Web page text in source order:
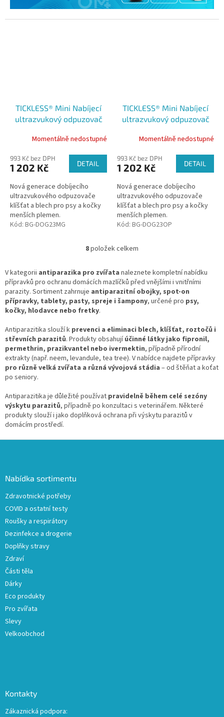
TICKLESS® Mini Nabíjecí
ultrazvukový odpuzovač
Mentha green
Momentálně nedostupné
993 Kč bez DPH
1 202 Kč DETAIL
Nová generace dobíjecího
ultrazvukového odpuzovače
klíšťat a blech pro psy a kočky
menších plemen.
Kód: BG-DOG23MG
TICKLESS® Mini Nabíjecí
ultrazvukový odpuzovač
Organ purple
Momentálně nedostupné
993 Kč bez DPH
1 202 Kč DETAIL
Nová generace dobíjecího
ultrazvukového odpuzovače
klíšťat a blech pro psy a kočky
menších plemen.
Kód: BG-DOG23OP
O
l
á
d
a
p
r
v
k
y
p
i
s
8položek celkem
V kategorii antiparazika pro zvířata naleznete kompletní nabídku
přípravků pro ochranu domácích mazlíčků před vnějšími i vnitřními
parazity. Sortiment zahrnuje antiparazitní obojky, spot-on
přípravky, tablety, pasty, spreje i šampony, určené pro psy,
kočky, hlodavce nebo fretky.
Antiparazitika slouží k prevenci a eliminaci blech, klíšťat, roztočů i
střevních parazitů. Produkty obsahujíúčinné látky jako fipronil,
permethrin, prazikvantel nebo ivermektin, případně přírodní
extrakty (např. neem, levandule, tea tree). V nabídce najdete přípravky
pro různě velká zvířata a různá vývojová stádia – od štěňat a koťat
po seniory.
Antiparazitika je důležité používat pravidelně během celé sezóny
výskytu parazitů, případně po konzultaci s veterinářem. Některé
produkty slouží i jako doplňková ochrana při výskytu parazitů v
domácím prostředí.
Nabídka sortimentu
Zdravotnické potřeby
COVID a ostatní testy
Roušky a respirátory
Dezinfekce a drogerie
Doplňky stravy
Zdraví
Části těla
Dárky
Eco produkty
Pro zvířata
Slevy
Velkoobchod
Kontakty
Zákaznická podpora: